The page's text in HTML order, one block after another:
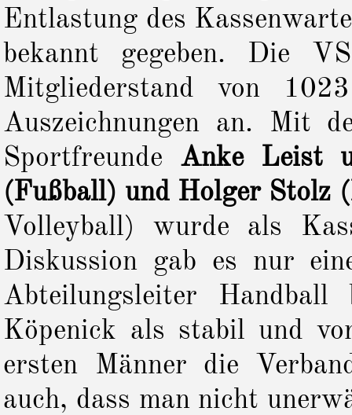
Entlastung des
bekannt gegeben. Die
Mitgliederstand von
Auszeichnungen an. Mit
Sportfreunde Anke Leist
(Fußball) und Holger Stolz
Volleyball) wurde als
Diskussion gab es nur
Abteilungsleiter
Köpenick als stabil und
ersten Männer die
auch, dass man nicht